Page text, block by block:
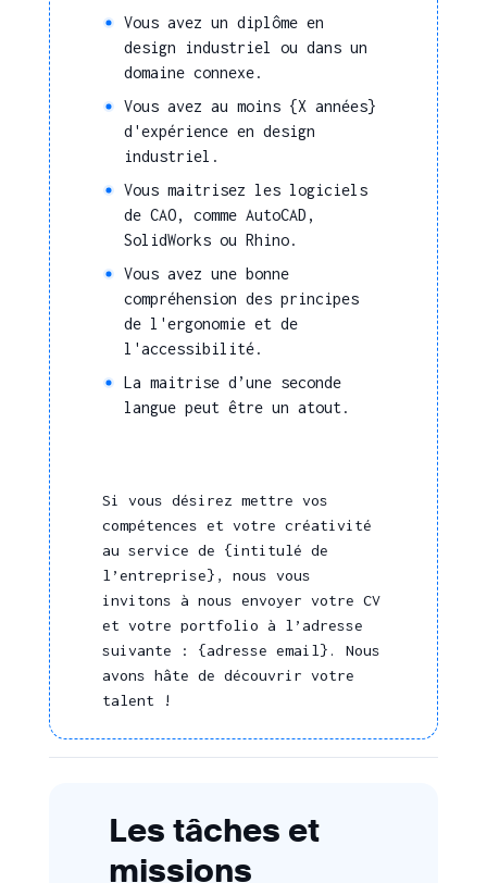
Vous avez un diplôme en
design industriel ou dans un
domaine connexe.
Vous avez au moins {X années}
d'expérience en design
industriel.
Vous maitrisez les logiciels
de CAO, comme AutoCAD,
SolidWorks ou Rhino.
Vous avez une bonne
compréhension des principes
de l'ergonomie et de
l'accessibilité.
La maitrise d’une seconde
langue peut être un atout.
Si vous désirez mettre vos
compétences et votre créativité
au service de {intitulé de
l’entreprise}, nous vous
invitons à nous envoyer votre CV
et votre portfolio à l’adresse
suivante : {adresse email}. Nous
avons hâte de découvrir votre
talent !
Les tâches et
missions